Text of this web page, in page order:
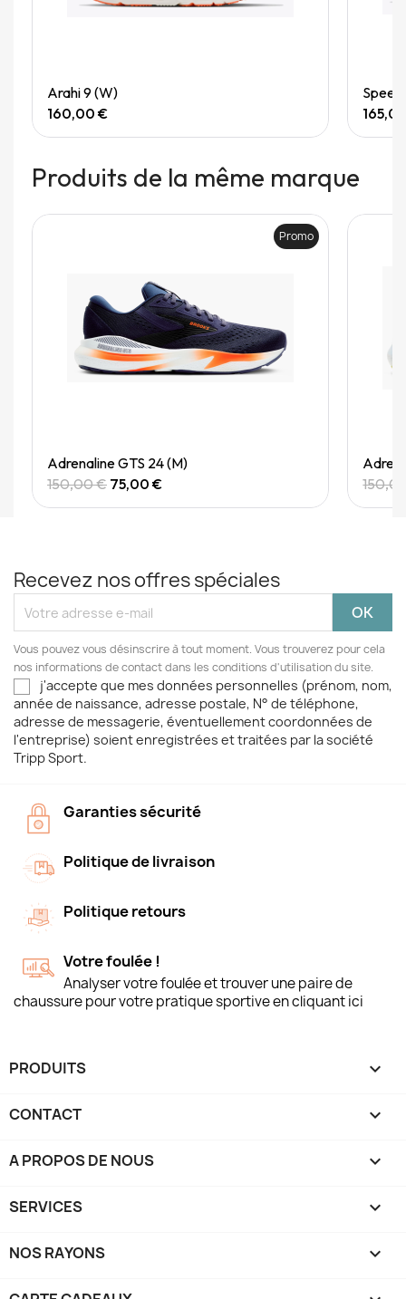
Arahi 9 (W)
160,00 €
Produits de la même marque
Quick View
Promo
Adrenaline GTS 24 (M)
150,00 € 75,00 €
Recevez nos offres spéciales
Vous pouvez vous désinscrire à tout moment. Vous trouverez pour cela
nos informations de contact dans les conditions d'utilisation du site.
j'accepte que mes données personnelles (prénom, nom,
année de naissance, adresse postale, N° de téléphone,
adresse de messagerie, éventuellement coordonnées de
l'entreprise) soient enregistrées et traitées par la société
Tripp Sport.
Garanties sécurité
Politique de livraison
Politique retours
Votre foulée !
Analyser votre foulée et trouver une paire de
chaussure pour votre pratique sportive en cliquant ici
PRODUITS 
CONTACT 
A PROPOS DE NOUS 
SERVICES 
NOS RAYONS 